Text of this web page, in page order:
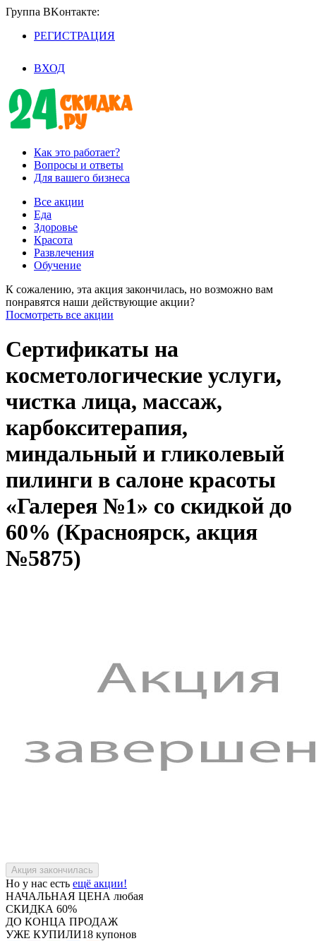
Группа BKoнтaктe:
РЕГИСТРАЦИЯ
ВХОД
Как это работает?
Вопросы и ответы
Для вашего бизнеса
Все акции
Еда
Здоровье
Красота
Развлечения
Обучение
К сожалению, эта акция закончилась, но возможно вам
понравятся наши действующие акции?
Посмотреть все акции
Сертификаты на
косметологические услуги,
чистка лица, массаж,
карбокситерапия,
миндальный и гликолевый
пилинги в салоне красоты
«Галерея №1» со скидкой до
60% (Красноярск, акция
№5875)
Но у нас есть ещё акции!
НАЧАЛЬНАЯ ЦЕНА любая
СКИДКА 60%
ДО КОНЦА ПРОДАЖ
УЖЕ КУПИЛИ18 купонов